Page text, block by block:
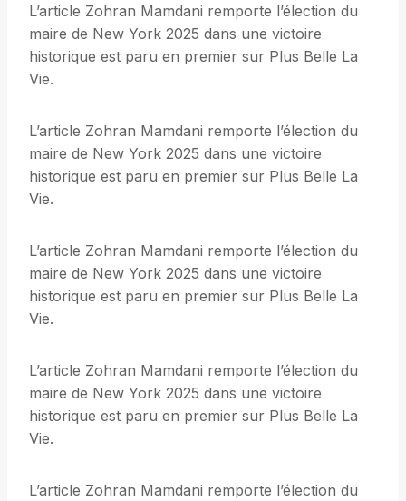
L’article Zohran Mamdani remporte l’élection du
maire de New York 2025 dans une victoire
historique est paru en premier sur Plus Belle La
Vie.
L’article Zohran Mamdani remporte l’élection du
maire de New York 2025 dans une victoire
historique est paru en premier sur Plus Belle La
Vie.
L’article Zohran Mamdani remporte l’élection du
maire de New York 2025 dans une victoire
historique est paru en premier sur Plus Belle La
Vie.
L’article Zohran Mamdani remporte l’élection du
maire de New York 2025 dans une victoire
historique est paru en premier sur Plus Belle La
Vie.
L’article Zohran Mamdani remporte l’élection du